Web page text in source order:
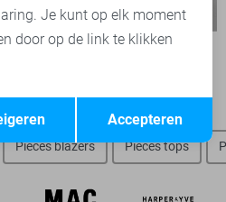
-50%
SisterS point T-shirt
Pieces blazers Pieces tops
Opslaan
Je kunt op elk moment
door op de link te klikken
Accepteren